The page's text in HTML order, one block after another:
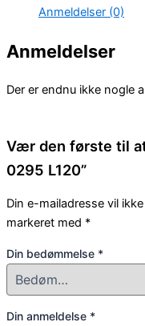
Anmeldelser (0)
Anmeldelser
Der er endnu ikke nogle
Vær den første til
0295 L120”
Din e-mailadresse vil
markeret med *
Din bedømmelse *
Din anmeldelse *